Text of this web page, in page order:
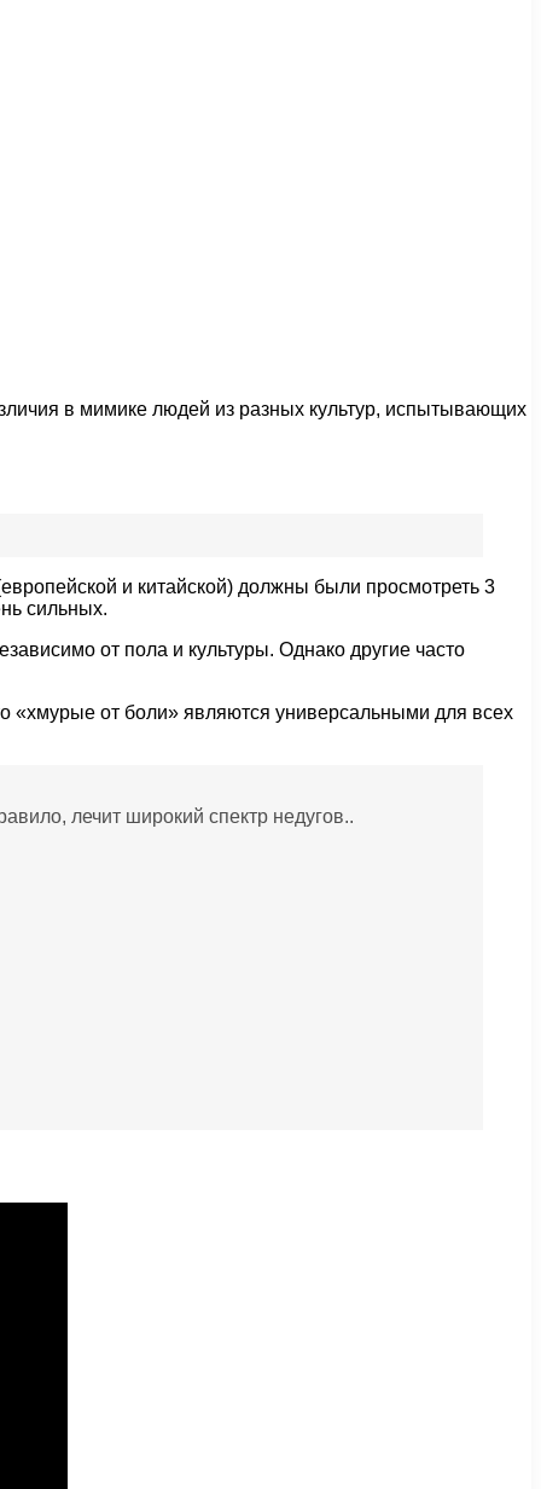
в мимике людей из разных культур, испытывающих
и китайской) должны были просмотреть 3
сильных.
от пола и культуры. Однако другие часто
«хмурые от боли» являются универсальными для всех
лечит широкий спектр недугов..